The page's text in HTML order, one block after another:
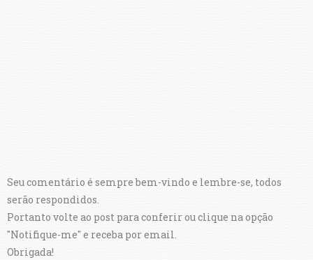
Seu comentário é sempre bem-vindo e lembre-se, todos
serão respondidos.
Portanto volte ao post para conferir ou clique na opção
"Notifique-me" e receba por email.
Obrigada!